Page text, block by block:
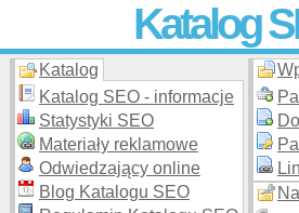
Katalog
Skuteczna i promocja stron
moderowanego
Katalog
Katalog SEO - informacje
Statystyki SEO
Materiały reklamowe
Odwiedzający online
Blog Katalogu SEO